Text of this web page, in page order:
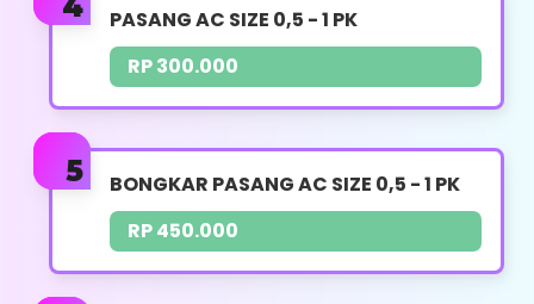
Pemasangan Stop Kontak
Pemasangan Kabel AC
Pengkonekan Pipa AC
PASANG AC SIZE 0,5 - 1 PK
RP 300.000
BONGKAR PASANG AC SIZE 0,5 - 1 PK
RP 450.000